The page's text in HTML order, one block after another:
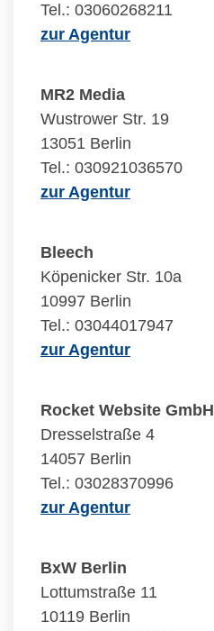
Tel.: 03060268211
zur Agentur
MR2 Media
Wustrower Str. 19
13051 Berlin
Tel.: 030921036570
zur Agentur
Bleech
Köpenicker Str. 10a
10997 Berlin
Tel.: 03044017947
zur Agentur
Rocket Website GmbH
Dresselstraße 4
14057 Berlin
Tel.: 03028370996
zur Agentur
BxW Berlin
Lottumstraße 11
10119 Berlin